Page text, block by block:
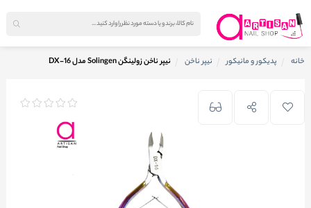
خانه پدیکور و مانیکور نیپر ناخن نیپر ناخن زولینگن Solingen مدل DX-16